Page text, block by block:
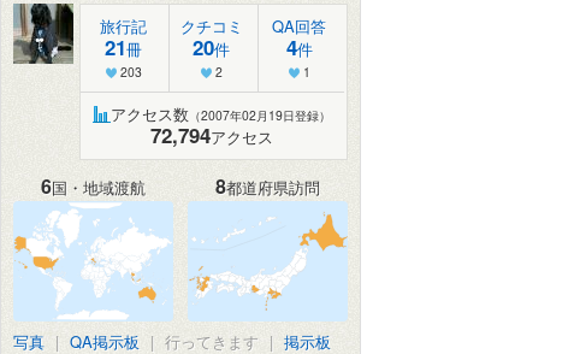
旅行記
21冊
203
クチコミ
20件
2
QA回答
4件
1
アクセス数 （2007年02月19日登録）
72,794アクセス
6国・地域渡航 8都道府県訪問
写真 | QA掲示板 | 行ってきます | 掲示板